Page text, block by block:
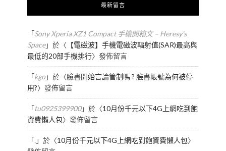
最新留言
「Sony Xperia XZ1 Compact 手機開箱文 – Heresy's
Space」於〈 【電磁波】手機電磁波輻射值(SAR)最高與
最低的20部手機排行〉發佈留言
「kgo」於〈臉書開始言論管制嗎 ? 臉書帳號為何被停
用?〉發佈留言
「tu0925399900」於〈10月份千元以下4G上網吃到飽
資費懶人包〉發佈留言
「.」於〈10月份千元以下4G上網吃到飽資費懶人包〉